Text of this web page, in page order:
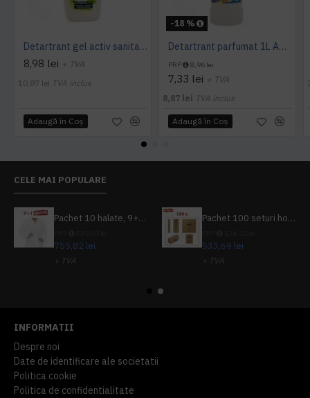
Detartrant gel activ sanitarizant 750ml AQAS
8,98 lei + TVA
10,87 lei TVA inclus
Adaugă în Coş
-18 %
Detartrant parfumat 1L AQAS
PRP 8,96 lei
7,33 lei + TVA
8,87 lei TVA inclus
Adaugă în Coş
CELE MAI POPULARE
Pachet 10 halate, 9+1 gratuit
755,82 lei
+ TVA
Pachet 100 seturi hoteliere, set dentar, set barbierit, casca de dus, pila unghii, set cusut
533,69 lei
+ TVA
INFORMATII
Despre noi
Date de identificare ale societatii
Politica cookie
Politica de confidentialitate